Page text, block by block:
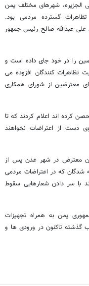
الجزیره، شهرهای مختلف یمن
گسترده مردمی بود.
عبدالله صالح رئیس جمهور
را در خود جای داده است و
تظاهرات کنندگان افزوده می
معترضین از شورای همکاری
کرده اند اعلام کردند که تا
دست از اعتراضات نخواهند
معترض در شهر عدن پس از
مراسم تشییع 2 تن از کشته شدگان که در اعتراضات مردمی
با سر دادن شعارهایی سقوط
یمن به همراه تجهیزات
تاکنون در ورودی ها و